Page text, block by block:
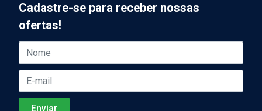
Cadastre-se para receber nossas
ofertas!